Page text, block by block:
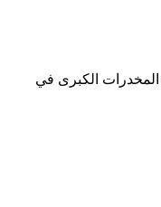
الكبرى في